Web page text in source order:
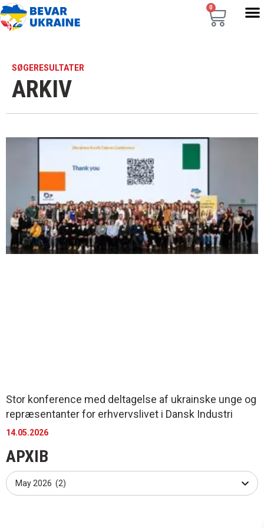
0
SØGERESULTATER
ARKIV
Stor konference med deltagelse af ukrainske unge og
repræsentanter for erhvervslivet i Dansk Industri
14.05.2026
АРХІВ